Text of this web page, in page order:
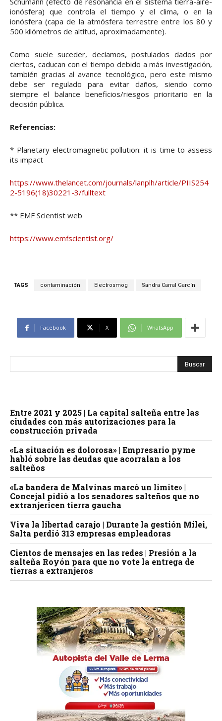
ionósfera) que controla el tiempo y el clima, o en la
ionósfera (capa de la atmósfera terrestre entre los 80 y
500 kilómetros de altitud, aproximadamente).
Como suele suceder, decíamos, postulados dados por
ciertos, caducan con el tiempo debido a más investigación,
también gracias al avance tecnológico, pero este mismo
debe ser regulado para evitar daños, siendo como
siempre el balance beneficios/riesgos prioritario en la
decisión pública.
Referencias:
* Planetary electromagnetic pollution: it is time to assess
its impact
https://www.thelancet.com/journals/lanplh/article/PIIS254
2-5196(18)30221-3/fulltext
** EMF Scientist web
https://www.emfscientist.org/
TAGS contaminación Electrosmog Sandra Carral Garcín
Facebook X WhatsApp
Entre 2021 y 2025 | La capital salteña entre las
ciudades con más autorizaciones para la
construcción privada
«La situación es dolorosa» | Empresario pyme
habló sobre las deudas que acorralan a los
salteños
«La bandera de Malvinas marcó un límite» |
Concejal pidió a los senadores salteños que no
extranjericen tierra gaucha
Viva la libertad carajo | Durante la gestión Milei,
Salta perdió 313 empresas empleadoras
Cientos de mensajes en las redes | Presión a la
salteña Royón para que no vote la entrega de
tierras a extranjeros